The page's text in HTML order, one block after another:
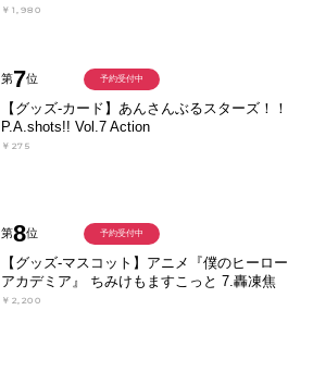
￥1,980
第7位
【グッズ-カード】あんさんぶるスターズ！！
P.A.shots!! Vol.7 Action
￥275
予約受付中
第8位
【グッズ-マスコット】アニメ『僕のヒーロー
アカデミア』 ちみけもますこっと 7.轟凍焦
￥2,200
予約受付中